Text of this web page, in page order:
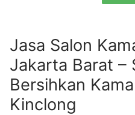
Jasa Salon
Jakarta Barat –
Bersihkan
Kinclong